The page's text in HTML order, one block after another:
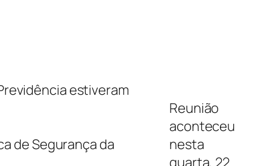
Reunião
aconteceu
nesta
estiveram
de Segurança da